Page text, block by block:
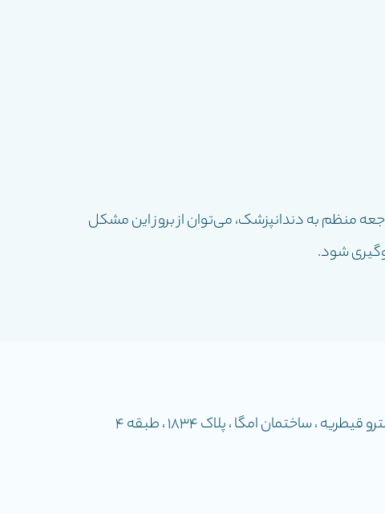
منظم به دندانپزشک، می‌توان از بروز این مشکل
شود.
، ساختمان امگا ، پلاک 1834 ، طبقه 4